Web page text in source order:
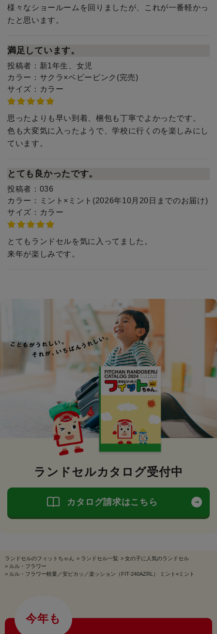
様々なショールームを回りましたが、これが一番軽かっ
たと思います。
満足しています。
投稿者： 新1年生、女児
カラー： サクラ×ベビーピンク(完売)
サイズ： カラー
思ったよりも早い到着、梱包も丁寧でよかったです。
色も大変気に入ったようで、学校に行くのを楽しみにし
ています。
とても良かったです。
投稿者： 036
カラー：
ミント×ミント(2026年10月20日までのお届け)
サイズ： カラー
とてもランドセルを気に入ってました。
来年が楽しみです。
ランドセルカタログ受付中
カタログ請求はこちら
ランドセルのフィットちゃん > ランドセル一覧 > 女の子に人気のランドセル
> ルル・フラワー
> ルル・フラワー軽量／安ピカッ／楽ッション（FIT-240AZRL） ミント×ミント
今年も